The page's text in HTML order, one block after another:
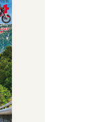
ダー部に差し込
の解除を行う「